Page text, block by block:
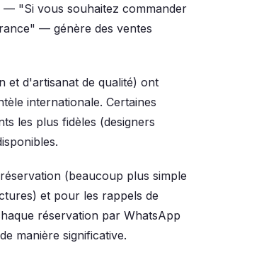
— "Si vous souhaitez commander
— génère des ventes
et d'artisanat de qualité) ont
internationale. Certaines
les plus fidèles (designers
(beaucoup plus simple
et pour les rappels de
réservation par WhatsApp
manière significative.